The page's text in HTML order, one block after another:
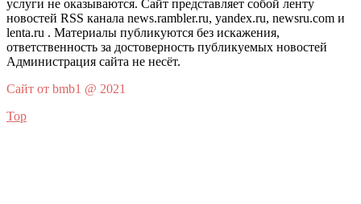
услуги не оказываются. Сайт представляет собой ленту
новостей RSS канала news.rambler.ru, yandex.ru, newsru.com и
lenta.ru . Материалы публикуются без искажения,
ответственность за достоверность публикуемых новостей
Администрация сайта не несёт.
Сайт от bmb1 @ 2021
Top